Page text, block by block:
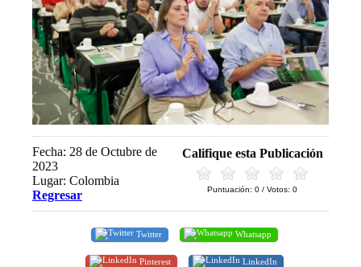
Fecha: 28 de Octubre de
2023
Lugar: Colombia
Regresar
Califique esta Publicación
Puntuación: 0 / Votos: 0
Twitter Whatsapp
Pinterest LinkedIn